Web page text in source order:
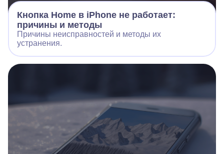
Кнопка Home в iPhone не работает:
причины и методы
Причины неисправностей и методы их
устранения.